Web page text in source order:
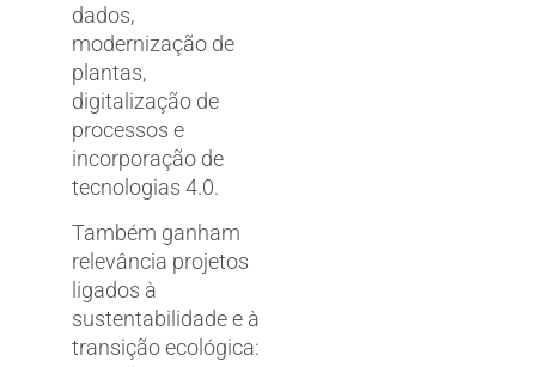
dados,
modernização de
plantas,
digitalização de
processos e
incorporação de
tecnologias 4.0.
Também ganham
relevância projetos
ligados à
sustentabilidade e à
transição ecológica: